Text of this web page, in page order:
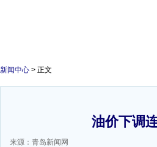
新闻中心 > 正文
油价下调
来源：青岛新闻网